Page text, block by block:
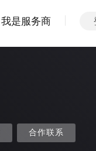
我是服务商
合作联系